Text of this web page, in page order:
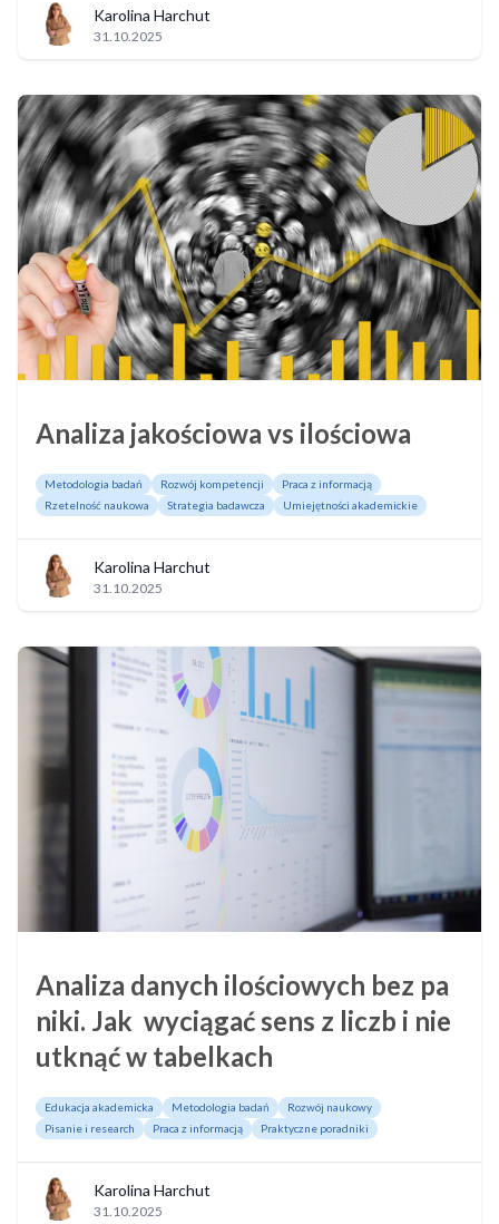
Karolina Harchut
31.10.2025
Analiza jakościowa vs ilościowa
Metodologia badań Rozwój kompetencji
Praca z informacją
Rzetelność naukowa
Strategia badawcza Umiejętności akademickie
Karolina Harchut
31.10.2025
Analiza danych ilościowych bez pa
niki. Jak wyciągać sens z liczb i nie
utknąć w tabelkach
Edukacja akademicka Metodologia badań
Rozwój naukowy
Pisanie i research
Praca z informacją Praktyczne poradniki
Karolina Harchut
31.10.2025